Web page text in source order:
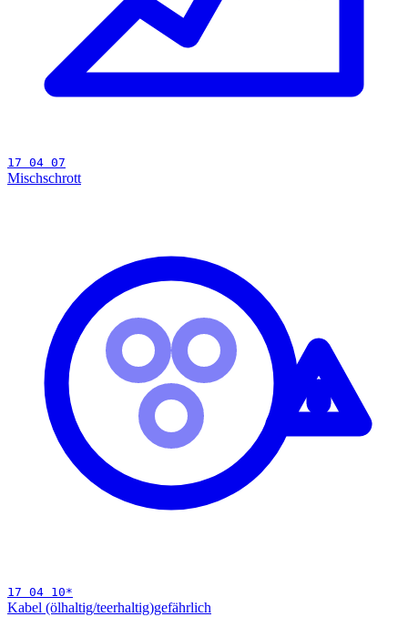
17 04 07
Mischschrott
17 04 10*
Kabel (ölhaltig/teerhaltig)gefährlich